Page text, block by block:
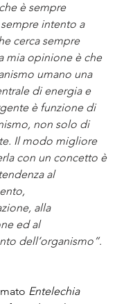
è sempre
intento a
cerca sempre
mia opinione è che
umano una
di energia e
è funzione di
non solo di
Il modo migliore
con un concetto è
al
alla
ed al
dell’organismo”.
Entelechia